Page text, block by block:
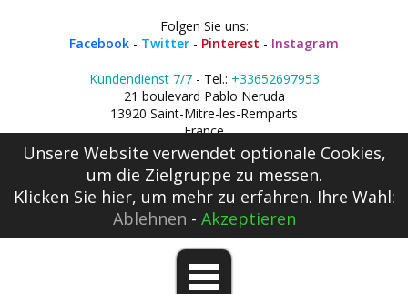
Folgen Sie uns:
Facebook - Twitter - Pinterest - Instagram
Kundendienst 7/7- Tel.: +33652697953
21 boulevard Pablo Neruda
13920 Saint-Mitre-les-Remparts
France
Unsere Website verwendet optionale Cookies,
um die Zielgruppe zu messen.
Klicken Sie hier, um mehr zu erfahren. Ihre Wahl:
Ablehnen - Akzeptieren